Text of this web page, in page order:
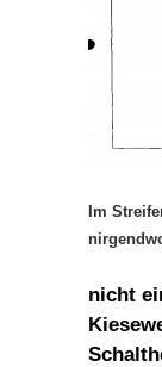
Im
nicht